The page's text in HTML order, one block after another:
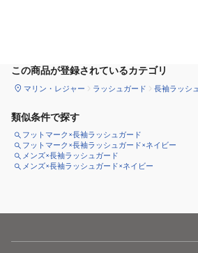
この商品が登録されているカテゴリ
マリン・レジャー ラッシュガード 長袖ラッシ
類似条件で探す
フットマーク×長袖ラッシュガード
フットマーク×長袖ラッシュガード×ネイビー
メンズ×長袖ラッシュガード
メンズ×長袖ラッシュガード×ネイビー